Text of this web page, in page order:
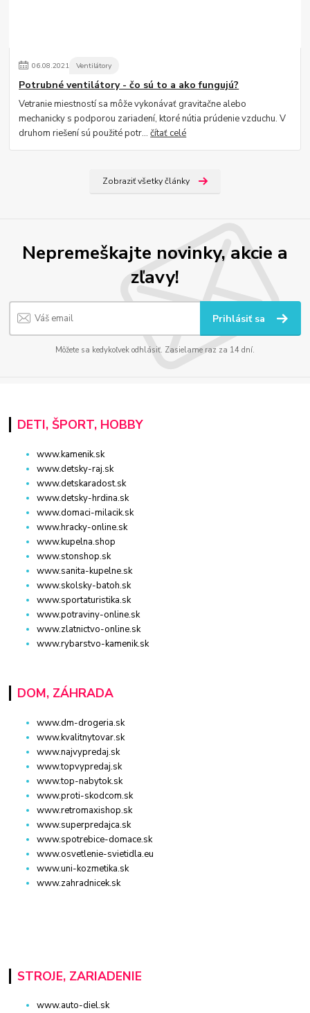
06.08.2021 Ventilátory
Potrubné ventilátory - čo sú to a ako fungujú?
Vetranie miestností sa môže vykonávať gravitačne alebo
mechanicky s podporou zariadení, ktoré nútia prúdenie vzduchu. V
druhom riešení sú použité potr...čítať celé
Zobraziť všetky články
Nepremeškajte novinky, akcie a
zľavy!
Prihlásiť sa
Môžete sa kedykoľvek odhlásiť. Zasielame raz za 14 dní.
DETI, ŠPORT, HOBBY
www.kamenik.sk
www.detsky-raj.sk
www.detskaradost.sk
www.detsky-hrdina.sk
www.domaci-milacik.sk
www.hracky-online.sk
www.kupelna.shop
www.stonshop.sk
www.sanita-kupelne.sk
www.skolsky-batoh.sk
www.sportaturistika.sk
www.potraviny-online.sk
www.zlatnictvo-online.sk
www.rybarstvo-kamenik.sk
DOM, ZÁHRADA
www.dm-drogeria.sk
www.kvalitnytovar.sk
www.najvypredaj.sk
www.topvypredaj.sk
www.top-nabytok.sk
www.proti-skodcom.sk
www.retromaxishop.sk
www.superpredajca.sk
www.spotrebice-domace.sk
www.osvetlenie-svietidla.eu
www.uni-kozmetika.sk
www.zahradnicek.sk
STROJE, ZARIADENIE
www.auto-diel.sk